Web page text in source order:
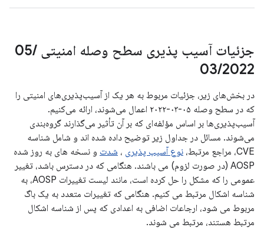
جزئیات آسیب پذیری سطح وصله امنیتی 05 /
03/2022
در بخش‌های زیر، جزئیات مربوط به هر یک از آسیب‌پذیری‌های امنیتی را
که در سطح وصله ۰۵-۰۳-۲۰۲۲ اعمال می‌شوند، ارائه می‌کنیم.
آسیب‌پذیری‌ها بر اساس مؤلفه‌ای که بر آن تأثیر می‌گذارند گروه‌بندی
می‌شوند. مسائل در جداول زیر توضیح داده شده اند و شامل شناسه
CVE، مراجع مرتبط،
نوع آسیب پذیری ، شدت و نسخه های به روز شده
AOSP (در صورت لزوم) می باشند. هنگامی که در دسترس باشد، تغییر
عمومی را که مشکل را حل کرده است، مانند لیست تغییرات AOSP، به
شناسه اشکال مرتبط می کنیم. هنگامی که تغییرات متعدد به یک باگ
مربوط می شود، ارجاعات اضافی به اعدادی که پس از شناسه اشکال
مرتبط هستند، مرتبط می شوند.